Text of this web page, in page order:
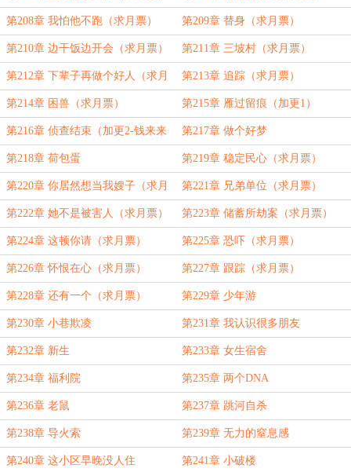
第208章 我怕他不跑（求月票） 第209章 替身（求月票）
第210章 边干饭边开会（求月票） 第211章 三坡村（求月票）
第212章 下辈子再做个好人（求月
票）
第213章 追踪（求月票）
第214章 困兽（求月票） 第215章 雁过留痕（加更1）
第216章 侦查结束（加更2-钱来来
案自此完结）
第217章 做个好梦
第218章 荷包蛋 第219章 稳定民心（求月票）
第220章 你居然想当我嫂子（求月
票）
第221章 兄弟单位（求月票）
第222章 她不是被害人（求月票） 第223章 储蓄所劫案（求月票）
第224章 这顿你请（求月票） 第225章 恐吓（求月票）
第226章 怀恨在心（求月票） 第227章 跟踪（求月票）
第228章 还有一个（求月票） 第229章 少年游
第230章 小巷欺凌 第231章 我认识很多朋友
第232章 新生 第233章 女生宿舍
第234章 福利院 第235章 两个DNA
第236章 老鼠 第237章 跳河自杀
第238章 导火索 第239章 无力的窒息感
第240章 这小区早晚没人住 第241章 小破楼